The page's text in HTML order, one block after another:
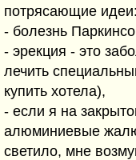
потрясающие идеи:
- болезнь
- эрекция - это
лечить
купить хотела),
- если я на
алюминиевые
светило, мне